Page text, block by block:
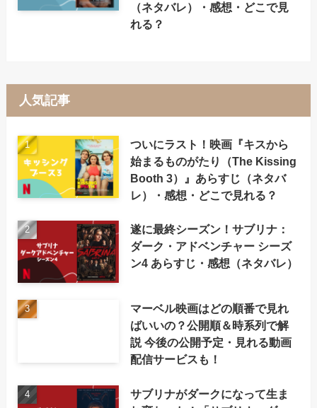
（ネタバレ）・感想・どこで見
れる？
人気記事
ついにラスト！映画『キスから
始まるものがたり（The Kissing
Booth 3）』あらすじ（ネタバ
レ）・感想・どこで見れる？
遂に最終シーズン！サブリナ：
ダーク・アドベンチャー シーズ
ン4 あらすじ・感想（ネタバレ）
マーベル映画はどの順番で見れ
ばいいの？公開順＆時系列で解
説 今後の公開予定・見れる動画
配信サービスも！
サブリナがダークになって生ま